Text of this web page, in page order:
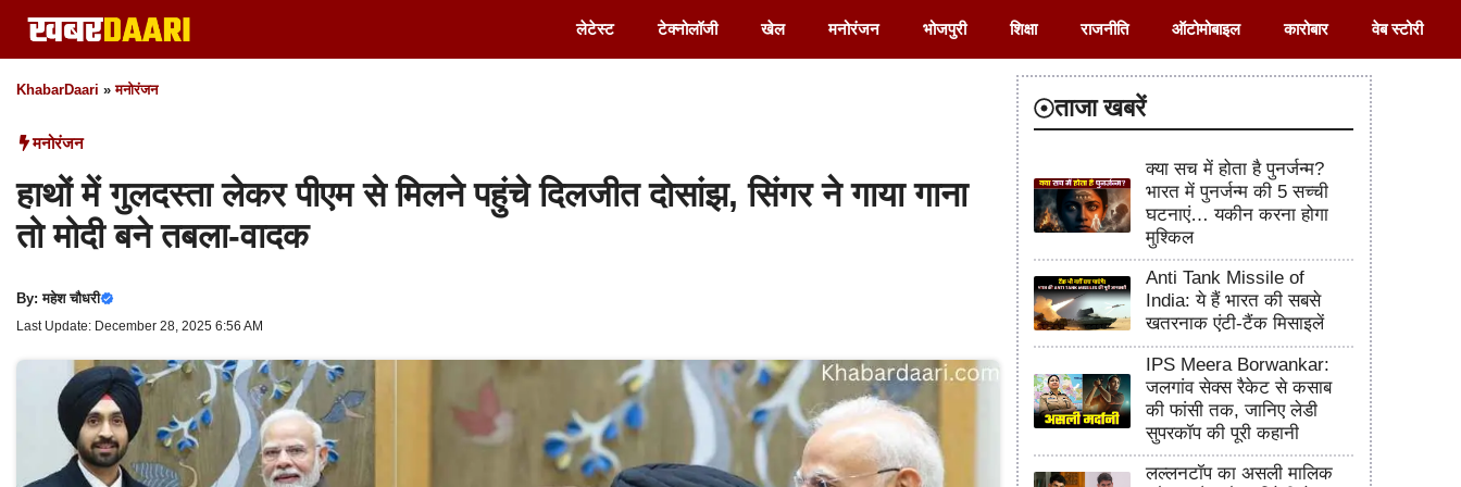
Skip
to
content
लेटेस्ट टेक्नोलॉजी खेल मनोरंजन भोजपुरी शिक्षा राजनीति ऑटोमोबाइल कारोबार वेब स्टोरी
KhabarDaari »मनोरंजन
मनोरंजन
हाथों में गुलदस्ता लेकर पीएम से मिलने पहुंचे दिलजीत दोसांझ, सिंगर ने गाया गाना
तो मोदी बने तबला-वादक
By:महेश चौधरी
Last Update: December 28, 2025 6:56 AM
ताजा खबरें
क्या सच में होता है पुनर्जन्म?
भारत में पुनर्जन्म की 5 सच्ची
घटनाएं… यकीन करना होगा
मुश्किल
Anti Tank Missile of
India: ये हैं भारत की सबसे
खतरनाक एंटी-टैंक मिसाइलें
IPS Meera Borwankar:
जलगांव सेक्स रैकेट से कसाब
की फांसी तक, जानिए लेडी
सुपरकॉप की पूरी कहानी
लल्लनटॉप का असली मालिक